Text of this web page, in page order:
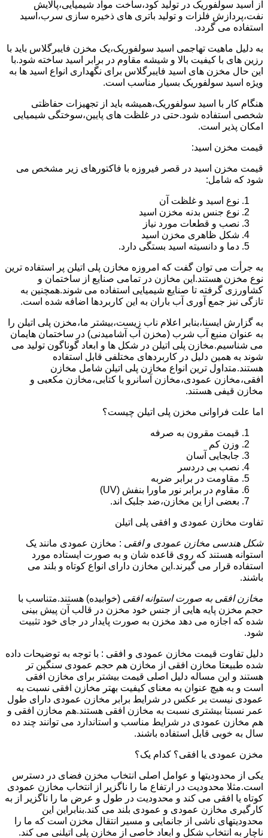
از اسید سولفوریک در تولید کود،ساخت مواد شیمیایی،پالایش
نفت،پردازش فلزات و تولید باتری های ذخیره سازی سرب،اسید
استفاده می گردد.
به دلیل ماهیت تهاجمی اسید سولفوریک،یک مخزن فایبرگلاس باید با
رزین های با کیفیت بالا و شیشه مقاوم در برابر اسید ساخته شود.با
این حال مخزن های اسید فایبرگلاس برای نگهداری انواع اسید ها به
ویژه اسید سولفوریک بسیار مناسب است.
هنگام کار با اسید سولفوریک،همیشه باید از تجهیزات حفاظتی
شخصی استفاده شود.حتی در غلظت های پایین،سوختگی شیمیایی
امکان پذیر است.
قیمت مخزن اسید:
قیمت مخزن اسید در قصر فیروزه با فاکتورهای زیر مشخص می
شود که شامل:
نوع اسید و غلظت آن
نوع جنس بدنه مخزن اسید
نصب و قطعات مورد نیاز
شکل ظاهری مخزن اسید
دما و دانسیته اسید بستگی دارد.
به جرأت می توان گفت که امروزه مخازن پلی اتیلن پر استفاده ترین
نوع مخزن هستند.این مخازن در تمامی صنایع از ساختمان و
کشاورزی گرفته تا صنایع شیمیایی استفاده می شوند.همچنین به
تازگی نیز جمع آوری آب باران به این کاربردها اضافه شده است.
به گزارش ایسنا،بنابر اعلام ناب زیست،بیشتر ما،مخزن پلی اتیلن را
به عنوان منبع آب شرب (مخزن آب آشامیدنی) در ساختمان هایمان
می شناسیم.مخازن پلی اتیلن در شکل ها و ابعاد گوناگون تولید می
شوند به همین دلیل در کاربردهای مختلفی قابل استفاده
هستند.متداول ترین انواع مخازن پلی اتیلن شامل مخازن
افقی،مخازن عمودی،مخازن آسانرو یا کتابی،مخازن مکعبی و
مخازن قیفی هستند.
اما علت فراوانی مخزن پلی اتیلن چیست؟
قیمت مقرون به صرفه
وزن کم
جابجایی آسان
نصب بی دردسر
مقاومت در برابر ضربه
مقاوم در برابر نور ماورا بنفش (UV)
بعضی ازا ین مخازن،ضد جلبک اند.
تفاوت مخازن عمودی و افقی پلی اتیلن
شکل هندسی مخازن عمودی و افقی : مخازن عمودی مانند یک
استوانه هستند که روی قاعده شان و به صورت ایستاده مورد
استفاده قرار می گیرند.این مخازن دارای انواع کوتاه و بلند می
باشند.
مخازن افقی به صورت استوانه افقی (خوابیده) هستند.متناسب با
حجم مخزن پایه هایی از جنس خود مخزن در قالب آن پیش بینی
شده که اجازه می دهد مخزن به صورت پایدار در جای خود تثبیت
شود.
دلیل تفاوت قیمت مخازن عمودی و افقی : با توجه به توضیحات داده
شده طبیعتا مخازن افقی از مخازن هم حجم عمودی سنگین تر
هستند و این مساله دلیل اصلی قیمت بیشتر برای مخازن افقی
است و به هیچ عنوان به معنای کیفیت بهتر مخازن افقی نسبت به
عمودی نیست بر عکس در شرایط برابر مخازن عمودی دارای طول
عمر نسبتا بیشتری نسبت به مخازن افقی هستند.هم مخازن افقی و
هم مخازن عمودی در شرایط مناسب و استاندارد می توانند چند ده
سال به خوبی قابل استفاده باشند.
مخزن عمودی یا افقی؟ کدام یک؟
یکی از محدودیتها و عوامل اصلی انتخاب مخزن فضای در دسترس
است.مثلا محدودیت در ارتفاع ما را ناگزیر از انتخاب مخازن عمودی
کوتاه یا افقی می کند و محدودیت در طول و عرض ما را ناگزیر از به
کارگیری مخازن عمودی و عمودی بلند می کند.بنابراین این
محدودیتهای ناشی از جانمایی و مسیر انتقال مخزن است که ما را
ناچار به انتخاب شکل و ابعاد خاصی از مخازن پلی اتیلنی می کند.